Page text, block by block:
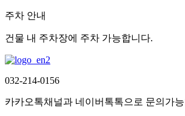
주차 안내
건물 내 주차장에 주차 가능합니다.
032-214-0156
카카오톡채널과 네이버톡톡으로 문의가